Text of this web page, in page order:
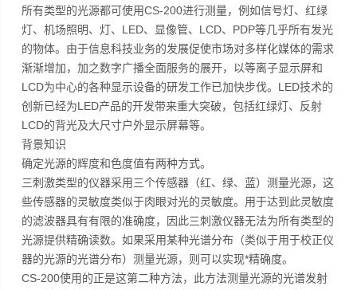
所有类型的光源都可使用CS-200进行测量，例如信号灯、红绿
灯、机场照明、灯、LED、显像管、LCD、PDP等几乎所有发光
的物体。由于信息科技业务的发展促使市场对多样化媒体的需求
渐渐增加，加之数字广播全面服务的展开，以等离子显示屏和
LCD为中心的各种显示设备的研发工作已加快步伐。LED技术的
创新已经为LED产品的开发带来重大突破，包括红绿灯、反射
LCD的背光及大尺寸户外显示屏幕等。
背景知识
确定光源的辉度和色度值有两种方式。
三刺激类型的仪器采用三个传感器（红、绿、蓝）测量光源，这
些传感器的灵敏度类似于肉眼对光的灵敏度。用于达到此灵敏度
的滤波器具有有限的准确度，因此三刺激仪器无法为所有类型的
光源提供精确读数。如果采用某种光谱分布（类似于用于校正仪
器的光源的光谱分布）测量光源，则可以实现*精确度。
CS-200使用的正是这第二种方法，此方法测量光源的光谱发射